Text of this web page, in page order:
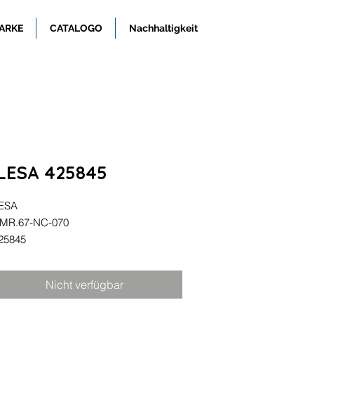
CATALOGO Nachhaltigkeit
425845
NC-070
Nicht verfügbar